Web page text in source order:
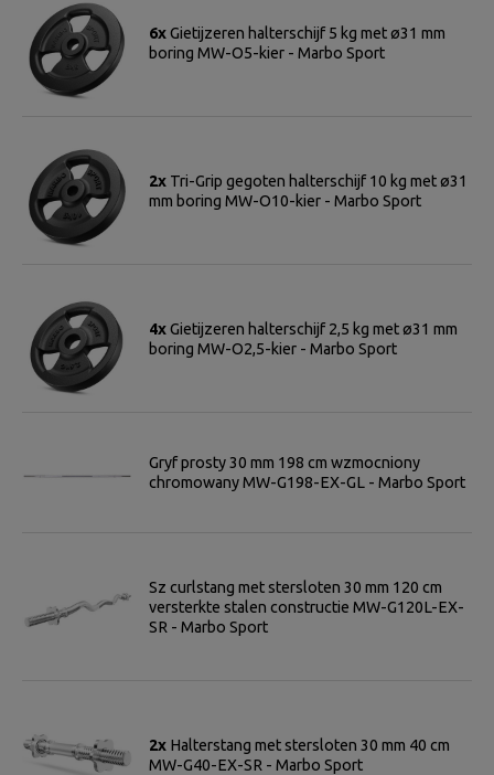
6xGietijzeren halterschijf 5 kg met ø31 mm
boring MW-O5-kier - Marbo Sport
2x Tri-Grip gegoten halterschijf 10 kg met ø31
mm boring MW-O10-kier - Marbo Sport
4xGietijzeren halterschijf 2,5 kg met ø31 mm
boring MW-O2,5-kier - Marbo Sport
Gryf prosty 30 mm 198 cm wzmocniony
chromowany MW-G198-EX-GL - Marbo Sport
Sz curlstang met stersloten 30 mm 120 cm
versterkte stalen constructie MW-G120L-EX-
SR - Marbo Sport
2x Halterstang met stersloten 30 mm 40 cm
MW-G40-EX-SR - Marbo Sport